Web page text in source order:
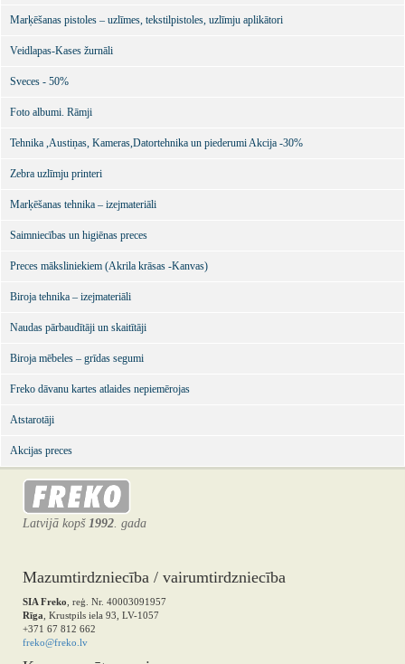
Marķēšanas pistoles – uzlīmes, tekstilpistoles, uzlīmju aplikātori
Veidlapas-Kases žurnāli
Sveces - 50%
Foto albumi. Rāmji
Tehnika ,Austiņas, Kameras,Datortehnika un piederumi Akcija -30%
Zebra uzlīmju printeri
Marķēšanas tehnika – izejmateriāli
Saimniecības un higiēnas preces
Preces māksliniekiem (Akrila krāsas -Kanvas)
Biroja tehnika – izejmateriāli
Naudas pārbaudītāji un skaitītāji
Biroja mēbeles – grīdas segumi
Freko dāvanu kartes atlaides nepiemērojas
Atstarotāji
Akcijas preces
Latvijā kopš 1992. gada
Mazumtirdzniecība / vairumtirdzniecība
SIA Freko , reģ. Nr. 40003091957
Rīga , Krustpils iela 93, LV-1057
+371 67 812 662
freko@freko.lv